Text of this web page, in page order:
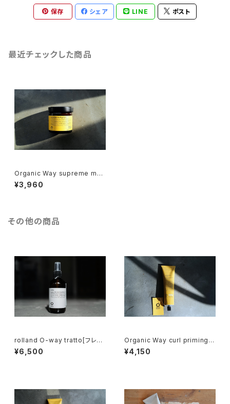
保存 シェア LINE ポスト
最近チェックした商品
Organic Way supreme mat
t paste［シュプリーム・マットペ
ースト]
¥3,960
その他の商品
rolland O-way tratto[フレグ
ランス・スプレー]
¥6,500
Organic Way curl priming c
ream［カール・プライミング・ク
リーム］
¥4,150